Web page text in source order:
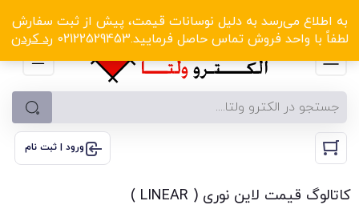
به اطلاع می‌رسد به دلیل نوسانات قیمت، پیش از ثبت سفارش
لطفاً با واحد فروش تماس حاصل فرمایید.02122529453
رد کردن
الکترو ولتا با تخفیف‌های شگفت‌انگیز! کلیک کنید
ورود | ثبت نام
کاتالوگ قیمت لاین نوری ( LINEAR )